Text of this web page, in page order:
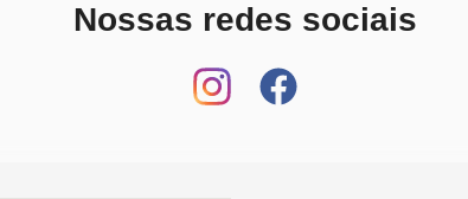
Nossas redes sociais